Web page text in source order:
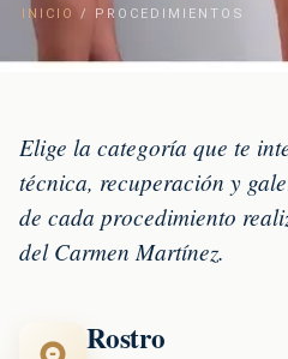
INICIO / PROCEDIMIENTOS
Elige la categoría que te
técnica, recuperación y
de cada procedimiento
del Carmen Martínez.
Rostro